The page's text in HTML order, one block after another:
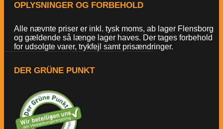
OPLYSNINGER OG FORBEHOLD
Alle nævnte priser er inkl. tysk moms, ab lager Flensborg
og gældende så længe lager haves. Der tages forbehold
for udsolgte varer, trykfejl samt prisændringer.
DER GRÜNE PUNKT